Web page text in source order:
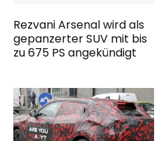
Rezvani Arsenal wird als
gepanzerter SUV mit bis
zu 675 PS angekündigt